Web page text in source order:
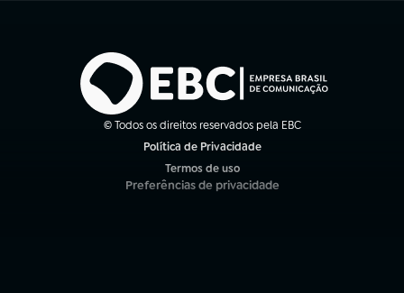
© Todos os direitos reservados pela EBC
Política de Privacidade
Termos de uso
(abre em nova aba)
Preferências de privacidade